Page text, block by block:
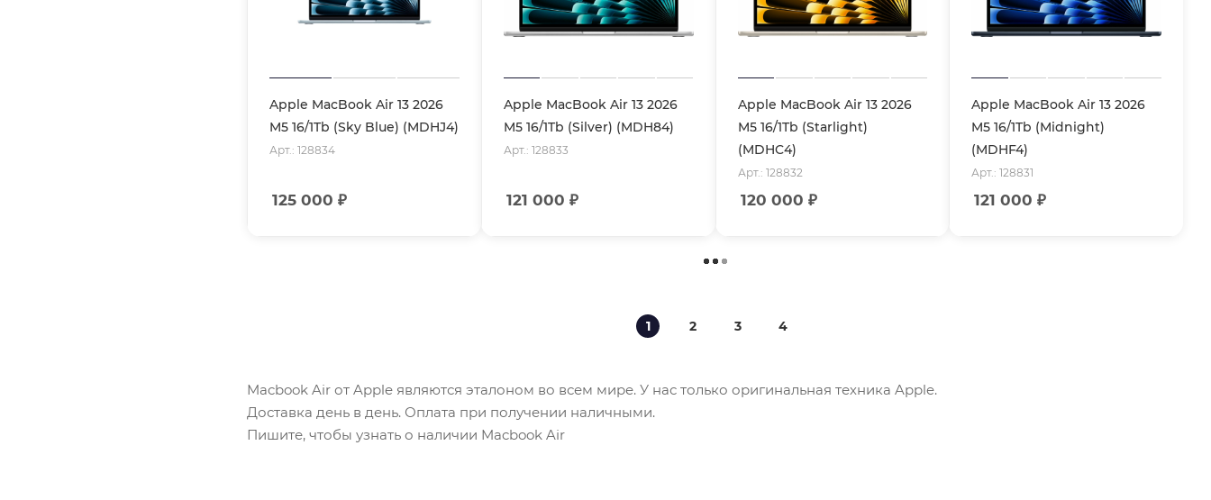
Apple MacBook Air 13 2026
M5 16/1Tb (Sky Blue) (MDHJ4)
Арт.: 128834
125 000 ₽
Apple MacBook Air 13 2026
M5 16/1Tb (Silver) (MDH84)
Арт.: 128833
121 000 ₽
Apple MacBook Air 13 2026
M5 16/1Tb (Starlight)
(MDHC4)
Арт.: 128832
120 000 ₽
Apple MacBook Air 13 2026
M5 16/1Tb (Midnight)
(MDHF4)
Арт.: 128831
121 000 ₽
1 2 3 4
Macbook Air от Apple являются эталоном во всем мире. У нас только оригинальная техника Apple.
Доставка день в день. Оплата при получении наличными.
Пишите, чтобы узнать о наличии Macbook Air